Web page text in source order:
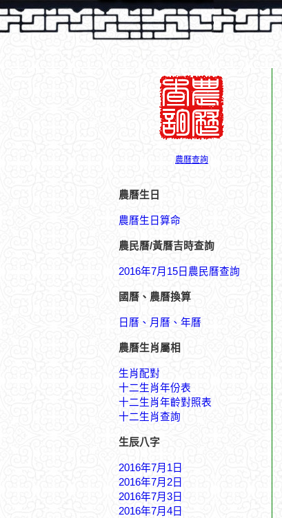
農曆查詢
農曆生日
農曆生日算命
農民曆/黃曆吉時查詢
2016年7月15日農民曆查詢
國曆、農曆換算
日曆、月曆、年曆
農曆生肖屬相
生肖配對
十二生肖年份表
十二生肖年齡對照表
十二生肖查詢
生辰八字
2016年7月1日
2016年7月2日
2016年7月3日
2016年7月4日